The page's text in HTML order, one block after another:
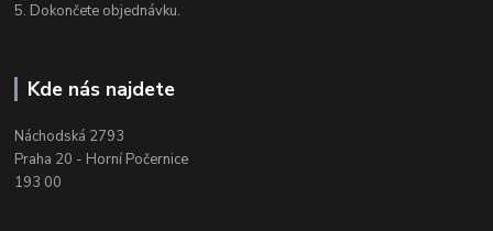
5. Dokončete objednávku.
Kde nás najdete
Náchodská 2793
Praha 20 - Horní Počernice
193 00